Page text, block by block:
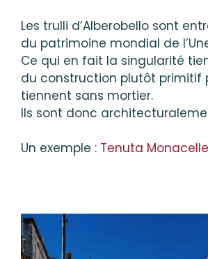
Les trulli d’Alberobello sont
du patrimoine mondial de
Ce qui en fait la singularité
du construction plutôt primitif
tiennent sans mortier.
Ils sont donc
Un exemple : Tenuta Monacelle